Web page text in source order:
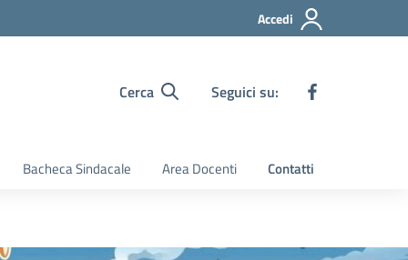
Accedi
Cerca Seguici su:
Bacheca Sindacale Area Docenti Contatti